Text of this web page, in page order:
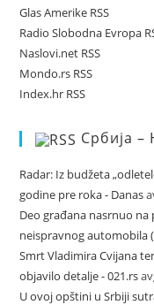
Glas Amerike RSS
Radio Slobodna Evropa
Naslovi.net RSS
Mondo.rs RSS
Index.hr RSS
Србија –
Radar: Iz budžeta
godine pre roka - Danas
Deo građana nasrnuo
neispravnog automobila
Smrt Vladimira Cvijana
objavilo detalje - 021.rs
U ovoj opštini u Srbiji